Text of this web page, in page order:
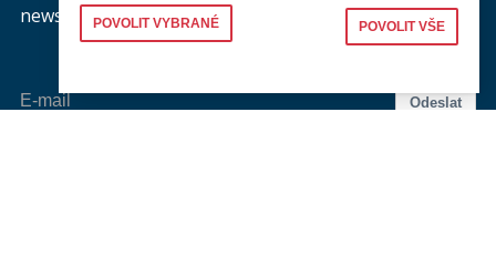
newsletteru a buďte s námi v kontaktu.
Odeslat
POVOLIT VYBRANÉ POVOLIT VŠE